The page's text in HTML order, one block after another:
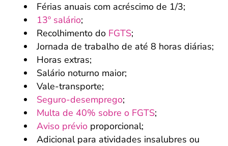
Férias anuais com acréscimo de 1/3;
13º salário;
Recolhimento do FGTS;
Jornada de trabalho de até 8 horas diárias;
Horas extras;
Salário noturno maior;
Vale-transporte;
Seguro-desemprego;
Multa de 40% sobre o FGTS;
Aviso prévio proporcional;
Adicional para atividades insalubres ou